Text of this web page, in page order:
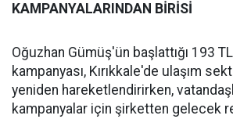
KAMPANYALARINDAN BİRİSİ
Oğuzhan Gümüş'ün başlattığı 193
kampanyası, Kırıkkale'de ulaşım
yeniden hareketlendirirken,
kampanyalar için şirketten gelecek